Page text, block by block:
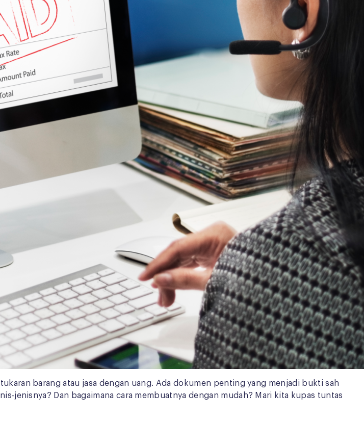
barang atau jasa dengan uang. Ada dokumen penting yang menjadi bukti sah
jenisnya? Dan bagaimana cara membuatnya dengan mudah? Mari kita kupas tuntas